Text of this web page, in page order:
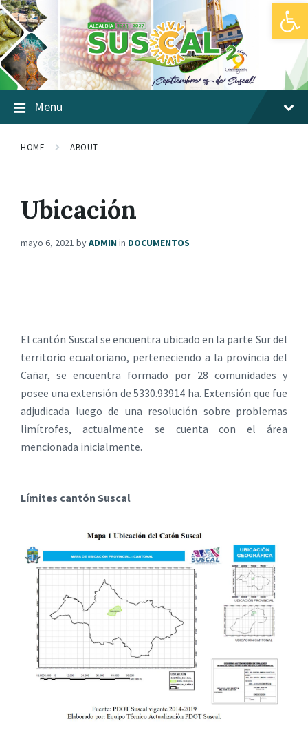
Abrir barra de herramientas
Skip
to
content
Skip
to
main
navigation
Skip
to
footer
Menu
HOME ABOUT
Ubicación
mayo 6, 2021 byADMIN in DOCUMENTOS
El cantón Suscal se encuentra ubicado en la parte Sur del
territorio ecuatoriano, perteneciendo a la provincia del
Cañar, se encuentra formado por 28 comunidades y
posee una extensión de 5330.93914 ha. Extensión que fue
adjudicada luego de una resolución sobre problemas
limítrofes, actualmente se cuenta con el área
mencionada inicialmente.
Límites cantón Suscal